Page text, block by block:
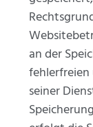
an der
seiner